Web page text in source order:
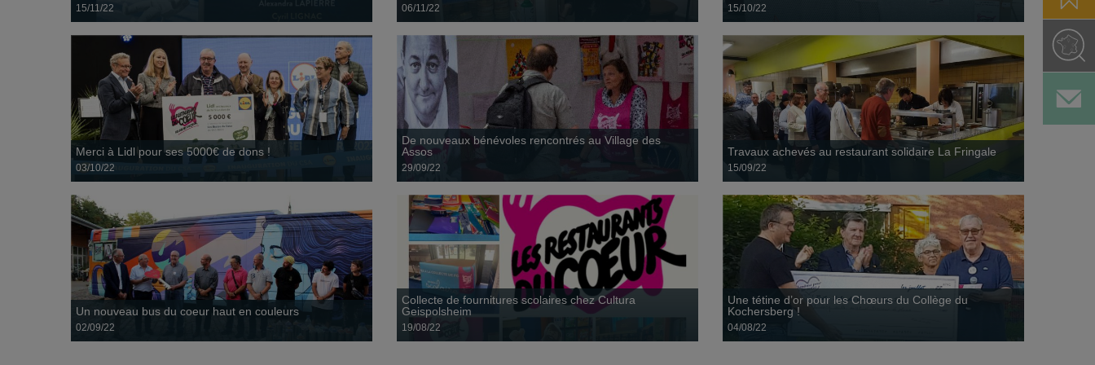
Le résultat d'une tournée internationale en Alsace de ce
spectacle d'humour satirique et du formidable engagement de
la Revue...
6 palettes soit plus de 3 tonnes de pommes ont été données
ce mercredi par Alsace Fruits aux Restos...
Les responsables de centres bas-rhinois se sont retrouvés le
16 novembre autour des enjeux complexes de la 38ème
campagne...
15/11/22
Un petit geste à offrir à ses voisins et amis pour accompagner
un sachet de bredele maison ! Et ainsi...
06/11/22
3 réfrigérateurs et une vitrine réfrigérée flambants neufs
équipent dorénavant le centre de la Robertsau grâce à une
15/10/22
Organisée dans 15 magasins des petites et moyennes
surfaces bas-rhinoises, cette collecte est un complément
essentiel à la collecte...
Merci à Lidl pour ses 5000€ de dons !
03/10/22
De nouveaux bénévoles rencontrés au Village des
Assos
29/09/22
Travaux achevés au restaurant solidaire La Fringale
15/09/22
Un nouveau bus du coeur haut en couleurs
02/09/22
02 septembre
Un nouveau bus du coeur haut en couleurs
Collecte de fournitures scolaires chez Cultura
Geispolsheim
19/08/22
19 août
Collecte de fournitures scolaires chez Cultura
Geispolsheim
Une tétine d’or pour les Chœurs du Collège du
Kochersberg !
04/08/22
04 août
Une tétine d’or pour les Chœurs du Collège du
Kochersberg !